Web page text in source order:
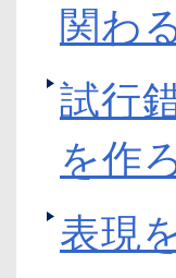
関わ
試行
を作
表現